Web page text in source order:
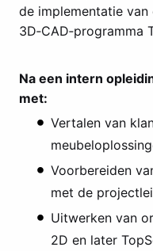
de implementatie van
3D‑CAD‑programma
Na een intern
met:
Vertalen van
Voorbereiden
met de
Uitwerken van
2D en later